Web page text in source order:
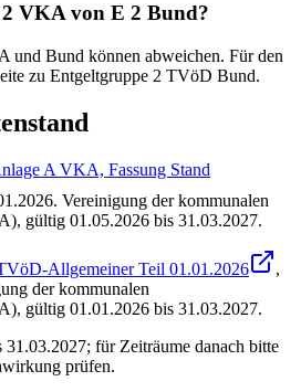
2 VKA von E 2 Bund?
und Bund können abweichen. Für den
zu Entgeltgruppe 2 TVöD Bund.
A VKA, Fassung Stand
. Vereinigung der kommunalen
, gültig 01.05.2026 bis 31.03.2027.
Allgemeiner Teil 01.01.2026
,
der kommunalen
, gültig 01.01.2026 bis 31.03.2027.
für Zeiträume danach bitte
prüfen.